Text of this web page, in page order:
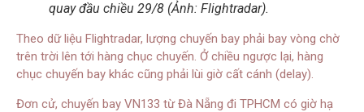
quay đầu chiều 29/8 (Ảnh: Flightradar).
Theo dữ liệu Flightradar, lượng chuyến bay phải bay vòng chờ
trên trời lên tới hàng chục chuyến. Ở chiều ngược lại, hàng
chục chuyến bay khác cũng phải lùi giờ cất cánh (delay).
Đơn cử, chuyến bay VN133 từ Đà Nẵng đi TPHCM có giờ hạ